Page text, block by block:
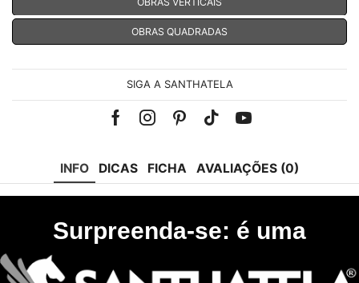
OBRAS QUADRADAS
SIGA A SANTHATELA
Facebook
Instagram
Pinterest
Tik-Youtube
INFO DICAS FICHA AVALIAÇÕES (0)
Surpreenda-se: é uma